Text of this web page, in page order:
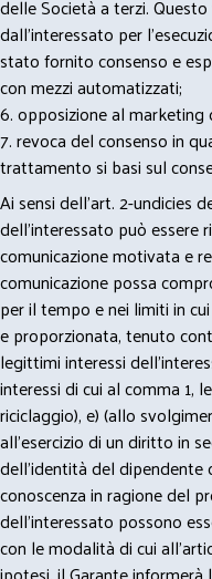
delle Società a terzi.
dall’interessato per
stato fornito consenso e
con mezzi automatizzati;
6. opposizione al
7. revoca del consenso in
trattamento si basi sul
Ai sensi dell’art. 2-undicies
dell’interessato può
comunicazione motivata e
comunicazione possa
per il tempo e nei limiti in
e proporzionata, tenuto
legittimi interessi
interessi di cui al comma 1,
riciclaggio), e) (allo
all’esercizio di un diritto in
dell’identità del dipendente
conoscenza in ragione del
dell’interessato possono
con le modalità di cui